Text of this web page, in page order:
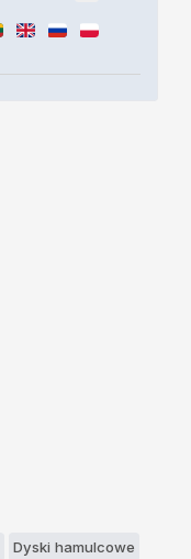
Dyski hamulcowe